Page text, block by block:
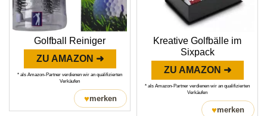
Golfball Reiniger
ZU AMAZON ➜
* als Amazon-Partner verdienen wir an qualifizierten
Verkäufen
♥merken
Kreative Golfbälle im
Sixpack
ZU AMAZON ➜
* als Amazon-Partner verdienen wir an qualifizierten
Verkäufen
♥merken